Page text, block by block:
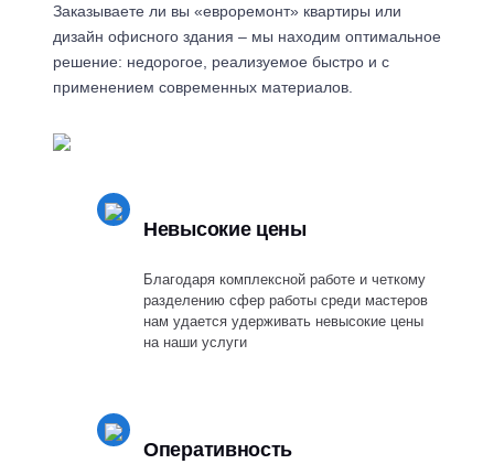
Заказываете ли вы «евроремонт» квартиры или
дизайн офисного здания – мы находим оптимальное
решение: недорогое, реализуемое быстро и с
применением современных материалов.
Невысокие цены
Благодаря комплексной работе и четкому
разделению сфер работы среди мастеров
нам удается удерживать невысокие цены
на наши услуги
Оперативность